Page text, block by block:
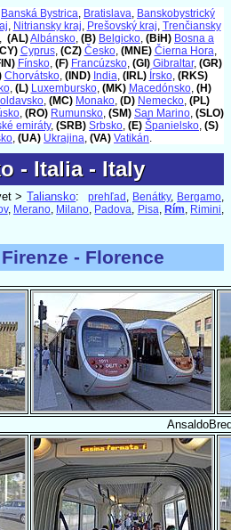
Banská Bystrica, Bratislava, Banskobystrický
, Nitriansky kraj, Prešovský kraj, Trenčiansky
, (AL)Albánsko, (B) Belgicko, (BiH) Bosna a
Cyprus, (CZ) Česko, (MNE) Čierna Hora,
Fínsko, (F) Francúzsko, (GI) Gibraltar, (GR)
Chorvátsko, (IND) India, (IRL) Írsko, (RKS)
, (L) Luxembursko, (MK) Macedónsko, (H)
, (MC) Monako, (D) Nemecko, (PL)
, (RO) Rumunsko, (SM) San Marino, (SLO)
emiráty, (SRB) Srbsko, (E) Španielsko, (S)
, (UA) Ukrajina, (VA) Vatikán.
- Italia - Italy
- Italia - Italy
>Taliansko: prehľad , Benátky, Bergamo,
, Merano, Milano, Padova, Pisa, Rím, Rimini,
- Florence